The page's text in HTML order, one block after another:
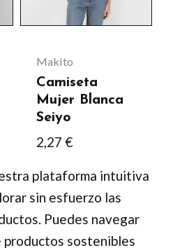
Makito
Camiseta
Mujer Blanca
Seiyo
2,27 €
se
pueden
elegir
en
la
de
producto
plataforma intuitiva
sin esfuerzo las
Puedes navegar
sostenibles